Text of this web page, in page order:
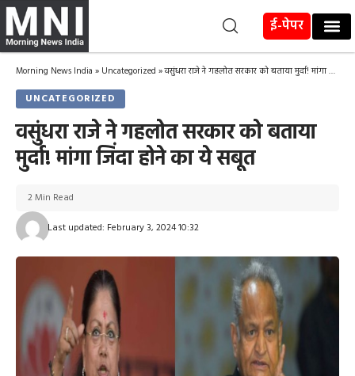
ई-पेपर
Morning News India » Uncategorized »वसुंधरा राजे ने गहलोत सरकार को बताया मुर्दा! मांगा जिंदा होने का ये सबूत
UNCATEGORIZED
वसुंधरा राजे ने गहलोत सरकार को बताया
मुर्दा! मांगा जिंदा होने का ये सबूत
Last updated: February 3, 2024 10:32
2 Min Read